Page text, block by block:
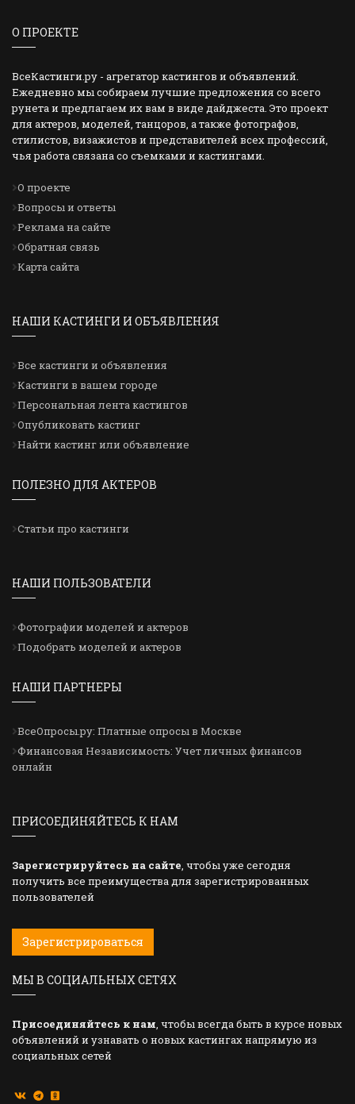
О ПРОЕКТЕ
ВсеКастинги.ру - агрегатор кастингов и объявлений.
Ежедневно мы собираем лучшие предложения со всего
рунета и предлагаем их вам в виде дайджеста. Это проект
для актеров, моделей, танцоров, а также фотографов,
стилистов, визажистов и представителей всех профессий,
чья работа связана со съемками и кастингами.
О проекте
Вопросы и ответы
Реклама на сайте
Обратная связь
Карта сайта
НАШИ КАСТИНГИ И ОБЪЯВЛЕНИЯ
Все кастинги и объявления
Кастинги в вашем городе
Персональная лента кастингов
Опубликовать кастинг
Найти кастинг или объявление
ПОЛЕЗНО ДЛЯ АКТЕРОВ
Статьи про кастинги
НАШИ ПОЛЬЗОВАТЕЛИ
Фотографии моделей и актеров
Подобрать моделей и актеров
НАШИ ПАРТНЕРЫ
ВсеОпросы.ру: Платные опросы в Москве
Финансовая Независимость: Учет личных финансов
онлайн
ПРИСОЕДИНЯЙТЕСЬ К НАМ
Зарегистрируйтесь на сайте, чтобы уже сегодня
получить все преимущества для зарегистрированных
пользователей
Зарегистрироваться
МЫ В СОЦИАЛЬНЫХ СЕТЯХ
Присоединяйтесь к нам, чтобы всегда быть в курсе новых
объявлений и узнавать о новых кастингах напрямую из
социальных сетей